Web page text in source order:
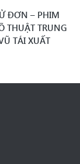
ĐƠN – PHIM
THUẬT TRUNG
TÁI XUẤT